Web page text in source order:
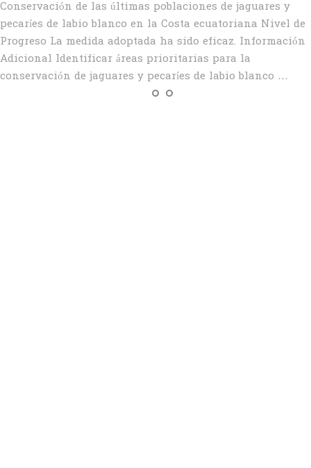
Conservación de las últimas poblaciones de jaguares y
pecaríes de labio blanco en la Costa ecuatoriana Nivel de
Progreso La medida adoptada ha sido eficaz. Información
Adicional Identificar áreas prioritarias para la
conservación de jaguares y pecaríes de labio blanco …